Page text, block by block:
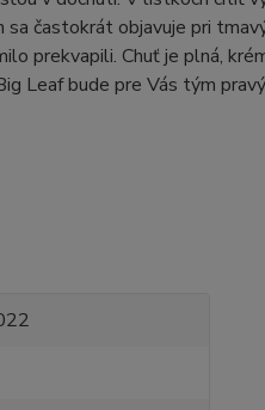
častokrát objavuje pri
prekvapili. Chuť je plná,
Leaf bude pre Vás tým